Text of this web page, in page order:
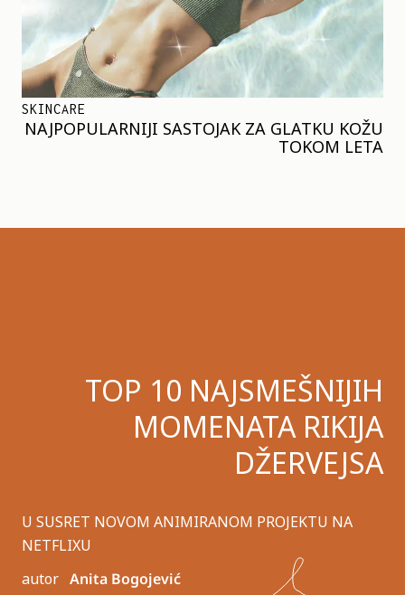
SKINCARE
NAJPOPULARNIJI SASTOJAK ZA GLATKU KOŽU
TOKOM LETA
TOP 10 NAJSMEŠNIJIH
MOMENATA RIKIJA
DŽERVEJSA
U SUSRET NOVOM ANIMIRANOM PROJEKTU NA
NETFLIXU
autor Anita Bogojević